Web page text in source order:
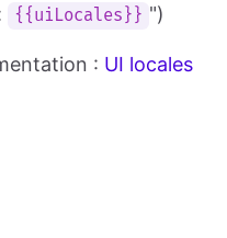
{{uiLocales}} ")
: UI locales